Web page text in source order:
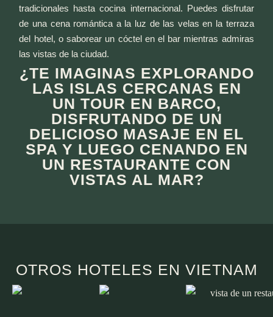
tradicionales hasta cocina internacional. Puedes disfrutar
de una cena romántica a la luz de las velas en la terraza
del hotel, o saborear un cóctel en el bar mientras admiras
las vistas de la ciudad.
¿TE IMAGINAS EXPLORANDO
LAS ISLAS CERCANAS EN
UN TOUR EN BARCO,
DISFRUTANDO DE UN
DELICIOSO MASAJE EN EL
SPA Y LUEGO CENANDO EN
UN RESTAURANTE CON
VISTAS AL MAR?
OTROS HOTELES EN VIETNAM